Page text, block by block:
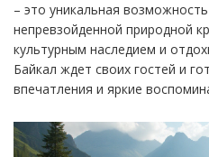
– это уникальная
непревзойденной природной
культурным наследием и
Байкал ждет своих гостей и
впечатления и яркие